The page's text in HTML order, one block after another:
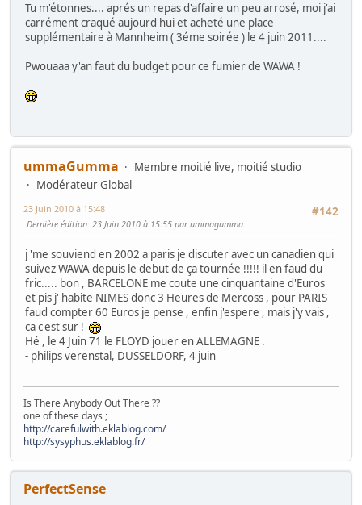
Tu m'étonnes.... aprés un repas d'affaire un peu arrosé, moi j'ai
carrément craqué aujourd'hui et acheté une place
supplémentaire à Mannheim ( 3éme soirée ) le 4 juin 2011....
Pwouaaa y'an faut du budget pour ce fumier de WAWA !
ummaGumma
Membre moitié live, moitié studio
Modérateur Global
#142
23 Juin 2010 à 15:48
Dernière édition: 23 Juin 2010 à 15:55 par ummagumma
j 'me souviend en 2002 a paris je discuter avec un canadien qui
suivez WAWA depuis le debut de ça tournée !!!!! il en faud du
fric..... bon , BARCELONE me coute une cinquantaine d'Euros
et pis j' habite NIMES donc 3 Heures de Mercoss , pour PARIS
faud compter 60 Euros je pense , enfin j'espere , mais j'y vais ,
ca c'est sur !
Hé , le 4 Juin 71 le FLOYD jouer en ALLEMAGNE .
- philips verenstal, DUSSELDORF, 4 juin
Is There Anybody Out There ??
one of these days ;
http://carefulwith.eklablog.com/
http://sysyphus.eklablog.fr/
PerfectSense